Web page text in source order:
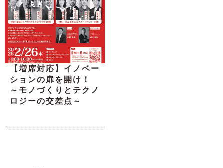
【増席対応】イノベー
ションの扉を開け！
～モノづくりとテクノ
ロジーの交差点～